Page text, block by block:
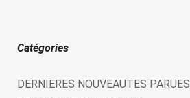
Catégories
DERNIERES NOUVEAUTES PARUES